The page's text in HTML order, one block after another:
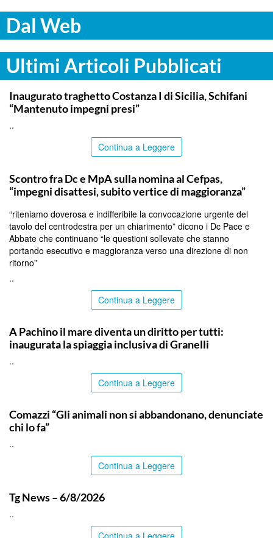
Dal Web
Ultimi Articoli Pubblicati
ITALPRESS
Inaugurato traghetto Costanza I di Sicilia, Schifani
“Mantenuto impegni presi”
..
Continua a Leggere
Scontro fra Dc e MpA sulla nomina al Cefpas,
“impegni disattesi, subito vertice di maggioranza”
“riteniamo doverosa e indifferibile la convocazione urgente del
tavolo del centrodestra per un chiarimento” dicono i Dc Pace e
Abbate che continuano “le questioni sollevate che stanno
portando esecutivo e maggioranza verso una direzione di non
ritorno”
..
Continua a Leggere
A Pachino il mare diventa un diritto per tutti:
inaugurata la spiaggia inclusiva di Granelli
..
Continua a Leggere
Comazzi “Gli animali non si abbandonano, denunciate
chi lo fa”
..
Continua a Leggere
Tg News – 6/8/2026
..
Continua a Leggere